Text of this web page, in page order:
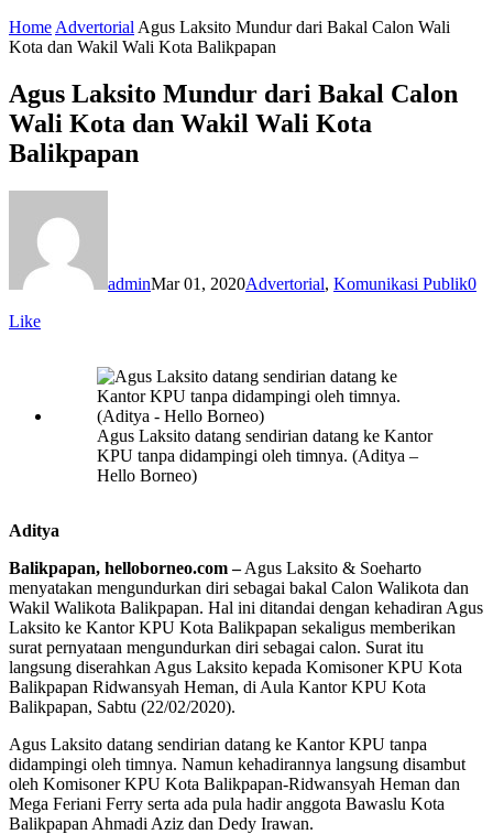
Home Advertorial Agus Laksito Mundur dari Bakal Calon Wali
Kota dan Wakil Wali Kota Balikpapan
Agus Laksito Mundur dari Bakal Calon
Wali Kota dan Wakil Wali Kota
Balikpapan
adminMar 01, 2020Advertorial, Komunikasi Publik0
Like
Agus Laksito datang sendirian datang ke Kantor
KPU tanpa didampingi oleh timnya. (Aditya –
Hello Borneo)
Aditya
Balikpapan, helloborneo.com –Agus Laksito & Soeharto
menyatakan mengundurkan diri sebagai bakal Calon Walikota dan
Wakil Walikota Balikpapan. Hal ini ditandai dengan kehadiran Agus
Laksito ke Kantor KPU Kota Balikpapan sekaligus memberikan
surat pernyataan mengundurkan diri sebagai calon. Surat itu
langsung diserahkan Agus Laksito kepada Komisoner KPU Kota
Balikpapan Ridwansyah Heman, di Aula Kantor KPU Kota
Balikpapan, Sabtu (22/02/2020).
Agus Laksito datang sendirian datang ke Kantor KPU tanpa
didampingi oleh timnya. Namun kehadirannya langsung disambut
oleh Komisoner KPU Kota Balikpapan-Ridwansyah Heman dan
Mega Feriani Ferry serta ada pula hadir anggota Bawaslu Kota
Balikpapan Ahmadi Aziz dan Dedy Irawan.